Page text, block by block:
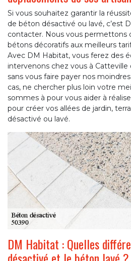
Si vous souhaitez garantir la
de béton désactivé ou lavé, c’est
contacter. Nous vous permettons
bétons décoratifs aux meilleurs
Avec DM Habitat, vous ferez des
intervenons chez vous à
sans vous faire payer nos
cas, ne chercher plus loin votre
sommes à pour vous aider à
pour créer vos allées de jardin,
désactivé ou lavé.
DM Habitat : Quelles